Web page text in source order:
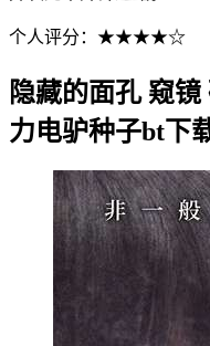
个人评分：★★★★☆
隐藏的面孔 窥镜
力电驴种子bt下